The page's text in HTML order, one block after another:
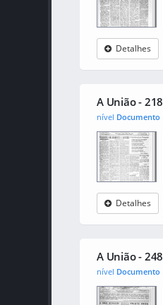
Detalhes
A União - 218
nível Documento
A União
Detalhes
A União - 248
nível Documento